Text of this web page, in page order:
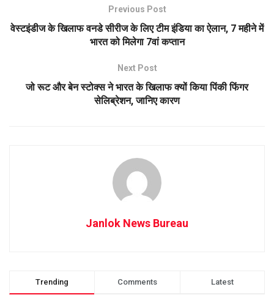
Previous Post
वेस्टइंडीज के खिलाफ वनडे सीरीज के लिए टीम इंडिया का ऐलान, 7 महीने में
भारत को मिलेगा 7वां कप्तान
Next Post
जो रूट और बेन स्टोक्स ने भारत के खिलाफ क्यों किया पिंकी फिंगर
सेलिब्रेशन, जानिए कारण
Janlok News Bureau
Trending Comments Latest